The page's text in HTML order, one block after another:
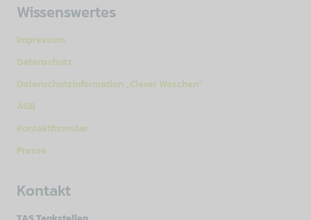
Wissenswertes
Impressum
Datenschutz
Datenschutzinformation „Clever Waschen“
AGB
Kontaktformular
Presse
Kontakt